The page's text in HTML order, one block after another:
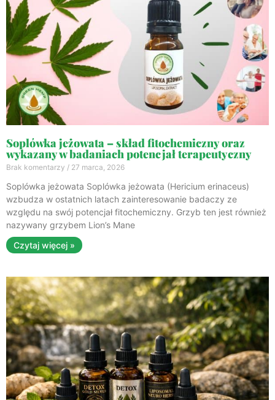
Soplówka jeżowata – skład fitochemiczny oraz
wykazany w badaniach potencjał terapeutyczny
Brak komentarzy 27 marca, 2026
Soplówka jeżowata Soplówka jeżowata (Hericium erinaceus)
wzbudza w ostatnich latach zainteresowanie badaczy ze
względu na swój potencjał fitochemiczny. Grzyb ten jest również
nazywany grzybem Lion’s Mane
Czytaj więcej »